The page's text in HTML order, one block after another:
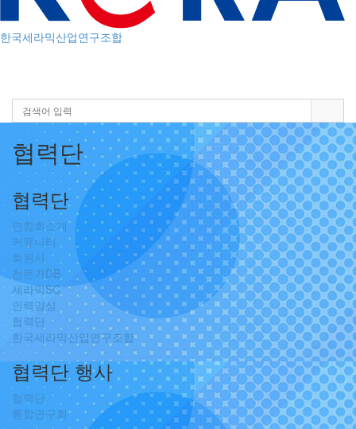
한국세라믹산업연구조합
navigation
협력단
협력단
연합회소개
커뮤니티
회원사
전문가DB
세라믹SC
인력양성
협력단
한국세라믹산업연구조합
협력단 행사
협력단
통합연구회